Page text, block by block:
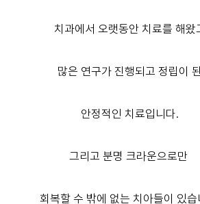
치과에서 오랫동안 치료를 해왔
많은 연구가 진행되고 정립이
안정적인 치료입니다.
그리고 분명 크라운으로만
회복할 수 밖에 없는 치아들이 있습